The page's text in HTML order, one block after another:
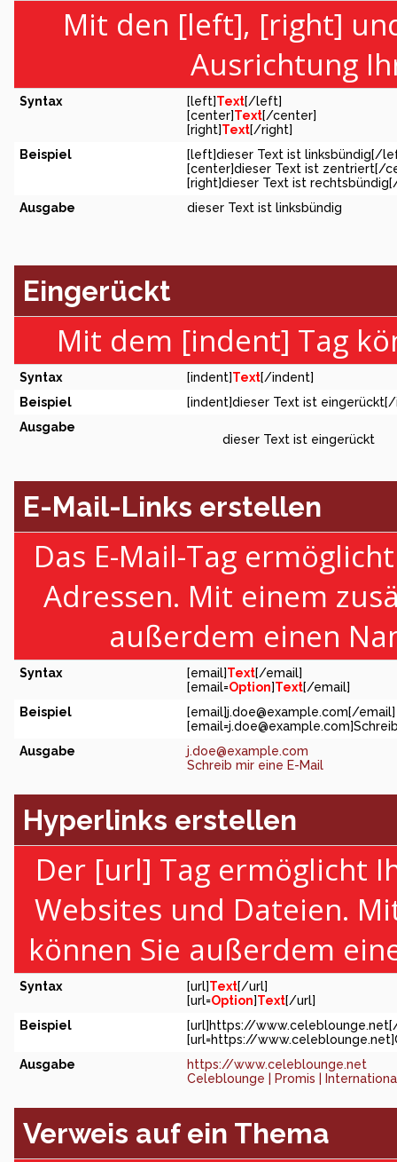
Mit den [left], [right]
Ausrichtung
Syntax [left]Text[/left]
[center]Text[/center]
[right]Text[/right]
Beispiel
[left]dieser Text ist linksbündig[/
[center]dieser Text ist zentriert[/
[right]dieser Text ist
Ausgabe
dieser Text ist linksbündig
Eingerückt
Mit dem [indent] Tag
Syntax [indent]Text[/indent]
Beispiel
[indent]dieser Text ist
Ausgabe
dieser Text ist eingerückt
E-Mail-Links erstellen
Das E-Mail-Tag
Adressen. Mit einem
außerdem einen
Syntax [email]Text[/email]
[email=Option]Text[/email]
Beispiel
[email]j.doe@example.com[/email]
[email=j.doe@example.com
Ausgabe
j.doe@example.com
Schreib mir eine E-Mail
Hyperlinks erstellen
Der [url] Tag ermöglicht
Websites und Dateien.
können Sie außerdem
Syntax [url]Text[/url]
[url=Option]Text[/url]
Beispiel
[url]https://
[url=https://
Ausgabe
https://www.celeblounge.net
Celeblounge | Promis |
Verweis auf ein Thema